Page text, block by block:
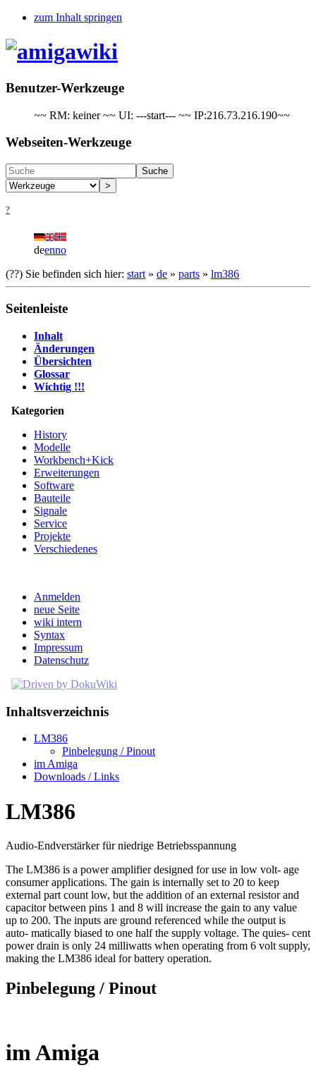
zum Inhalt springen
Benutzer-Werkzeuge
~~ RM: keiner ~~ UI: ---start--- ~~ IP:216.73.216.190~~
Webseiten-Werkzeuge
Suche
>
?
deenno
(??) Sie befinden sich hier: start » de » parts » lm386
Seitenleiste
Inhalt
Änderungen
Übersichten
Glossar
Wichtig !!!
Kategorien
History
Modelle
Workbench+Kick
Erweiterungen
Software
Bauteile
Signale
Service
Projekte
Verschiedenes
Anmelden
neue Seite
wiki intern
Syntax
Impressum
Datenschutz
Inhaltsverzeichnis
LM386
Pinbelegung / Pinout
im Amiga
Downloads / Links
LM386
Audio-Endverstärker für niedrige Betriebsspannung
The LM386 is a power amplifier designed for use in low volt- age
consumer applications. The gain is internally set to 20 to keep
external part count low, but the addition of an external resistor and
capacitor between pins 1 and 8 will increase the gain to any value
up to 200. The inputs are ground referenced while the output is
auto- matically biased to one half the supply voltage. The quies- cent
power drain is only 24 milliwatts when operating from 6 volt supply,
making the LM386 ideal for battery operation.
Pinbelegung / Pinout
im Amiga